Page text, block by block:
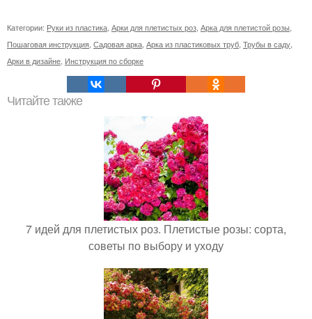
Категории: Руки из пластика Арки для плетистых роз Арка для плетистой розы
Пошаговая инструкция Садовая арка Арка из пластиковых труб Трубы в саду
Арки в дизайне Инструкция по сборке
Читайте также
7 идей для плетистых роз. Плетистые розы: сорта,
советы по выбору и уходу